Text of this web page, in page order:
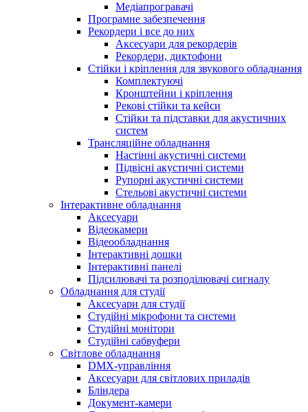
Медіапрогравачі
Програмне забезпечення
Рекордери і все до них
Аксесуари для рекордерів
Рекордери, диктофони
Стійки і кріплення для звукового обладнання
Комплектуючі
Кронштейни і кріплення
Рекові стійки та кейси
Стійки та підставки для акустичних
систем
Трансляційне обладнання
Настінні акустичні системи
Підвісні акустичні системи
Рупорні акустичні системи
Стельові акустичні системи
Інтерактивне обладнання
Аксесуари
Відеокамери
Відеообладнання
Інтерактивні дошки
Інтерактивні панелі
Підсилювачі та розподілювачі сигналу
Обладнання для студії
Аксесуари для студії
Студійні мікрофони та системи
Студійні монітори
Студійні сабвуфери
Світлове обладнання
DMX-управління
Аксесуари для світлових приладів
Бліндера
Документ-камери